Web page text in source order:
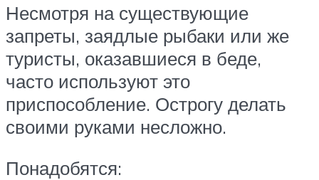
Несмотря на существующие
запреты, заядлые рыбаки или же
туристы, оказавшиеся в беде,
часто используют это
приспособление. Острогу делать
своими руками несложно.
Понадобятся: